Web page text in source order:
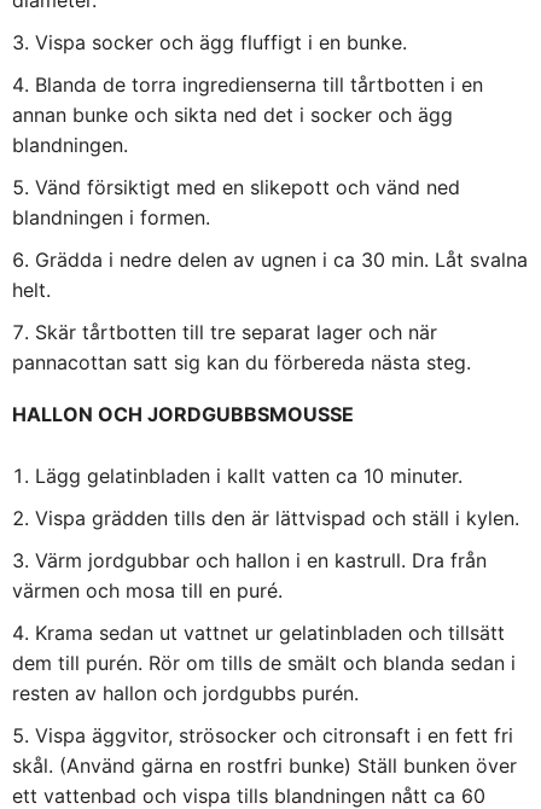
Vispa socker och ägg fluffigt i en bunke.
Blanda de torra ingredienserna till tårtbotten i en
annan bunke och sikta ned det i socker och ägg
blandningen.
Vänd försiktigt med en slikepott och vänd ned
blandningen i formen.
Grädda i nedre delen av ugnen i ca 30 min. Låt svalna
helt.
Skär tårtbotten till tre separat lager och när
pannacottan satt sig kan du förbereda nästa steg.
HALLON OCH JORDGUBBSMOUSSE
Lägg gelatinbladen i kallt vatten ca 10 minuter.
Vispa grädden tills den är lättvispad och ställ i kylen.
Värm jordgubbar och hallon i en kastrull. Dra från
värmen och mosa till en puré.
Krama sedan ut vattnet ur gelatinbladen och tillsätt
dem till purén. Rör om tills de smält och blanda sedan i
resten av hallon och jordgubbs purén.
Vispa äggvitor, strösocker och citronsaft i en fett fri
skål. (Använd gärna en rostfri bunke) Ställ bunken över
ett vattenbad och vispa tills blandningen nått ca 60